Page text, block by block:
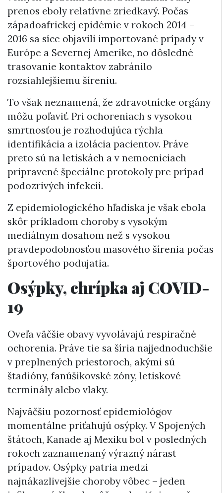
prenos eboly relatívne zriedkavý. Počas
západoafrickej epidémie v rokoch 2014 –
2016 sa síce objavili importované prípady v
Európe a Severnej Amerike, no dôsledné
trasovanie kontaktov zabránilo
rozsiahlejšiemu šíreniu.
To však neznamená, že zdravotnícke orgány
môžu poľaviť. Pri ochoreniach s vysokou
smrtnosťou je rozhodujúca rýchla
identifikácia a izolácia pacientov. Práve
preto sú na letiskách a v nemocniciach
pripravené špeciálne protokoly pre prípad
podozrivých infekcií.
Z epidemiologického hľadiska je však ebola
skôr príkladom choroby s vysokým
mediálnym dosahom než s vysokou
pravdepodobnosťou masového šírenia počas
športového podujatia.
Osýpky, chrípka aj COVID-
19
Oveľa väčšie obavy vyvolávajú respiračné
ochorenia. Práve tie sa šíria najjednoduchšie
v preplnených priestoroch, akými sú
štadióny, fanúšikovské zóny, letiskové
terminály alebo vlaky.
Najväčšiu pozornosť epidemiológov
momentálne priťahujú osýpky. V Spojených
štátoch, Kanade aj Mexiku bol v posledných
rokoch zaznamenaný výrazný nárast
prípadov. Osýpky patria medzi
najnákazlivejšie choroby vôbec – jeden